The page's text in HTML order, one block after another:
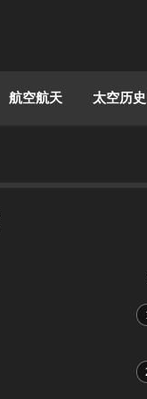
航空航天 太空历史